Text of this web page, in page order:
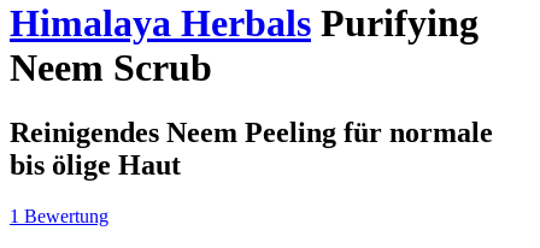
Himalaya Herbals Purifying
Neem Scrub
Reinigendes Neem Peeling für normale
bis ölige Haut
1 Bewertung